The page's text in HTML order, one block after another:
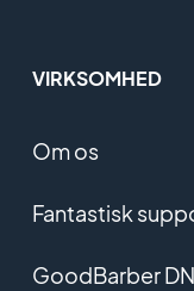
VIRKSOMHED
Om os
Fantastisk
GoodBarber